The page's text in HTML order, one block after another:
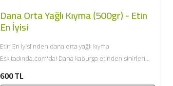
Dana Orta Yağlı Kıyma (500gr) - Etin
En İyisi
Etin En İyisi'nden dana orta yağlı kıyma
Eskitadında.com'da! Dana kaburga etinden sinirleri
600 TL
SEPETE EKLE